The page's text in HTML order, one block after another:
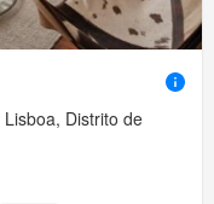
Distrito de